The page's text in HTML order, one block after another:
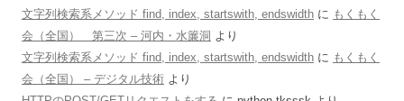
文字列検索系メソッド find, index, startswith, endswidth に もくもく
会（全国） 第三次 – 河内・水簾洞 より
文字列検索系メソッド find, index, startswith, endswidth に もくもく
会（全国） – デジタル技術 より